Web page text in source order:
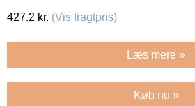
427.2 kr. (Vis fragtpris)
Læs mere »
Køb nu »